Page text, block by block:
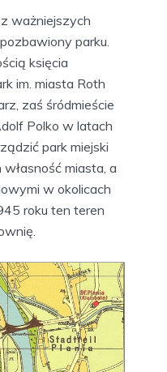
ważniejszych
parku.
księcia
im. miasta Roth
zaś śródmieście
Polko w latach
park miejski
miasta, a
w okolicach
roku ten teren